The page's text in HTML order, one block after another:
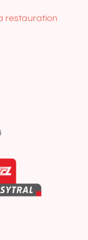
restauration